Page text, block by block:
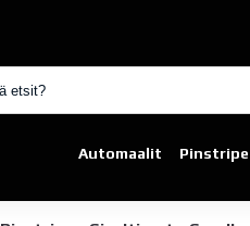
Automaalit Pinstripe